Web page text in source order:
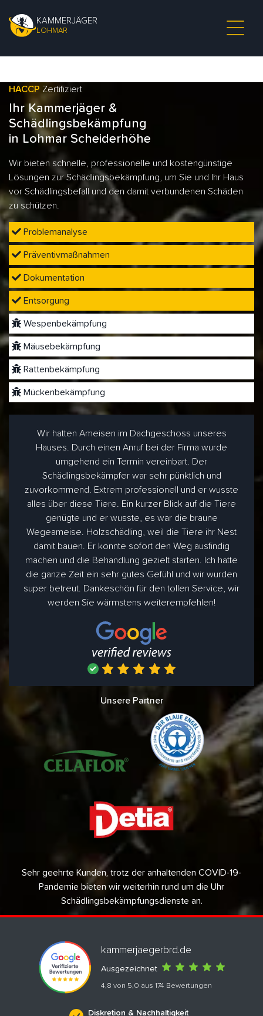
KAMMERJÄGER
LOHMAR
HACCP Zertifiziert
Ihr Kammerjäger &
Schädlingsbekämpfung
in Lohmar Scheiderhöhe
Wir bieten schnelle, professionelle und kostengünstige
Lösungen zur Schädlingsbekämpfung, um Sie und Ihr Haus
vor Schädlingsbefall und den damit verbundenen Schäden
zu schützen.
Problemanalyse
Präventivmaßnahmen
Dokumentation
Entsorgung
Wespenbekämpfung
Mäusebekämpfung
Rattenbekämpfung
Mückenbekämpfung
Wir hatten Ameisen im Dachgeschoss unseres
Hauses. Durch einen Anruf bei der Firma wurde
umgehend ein Termin vereinbart. Der
Schädlingsbekämpfer war sehr pünktlich und
zuvorkommend. Extrem professionell und er wusste
alles über diese Tiere. Ein kurzer Blick auf die Tiere
genügte und er wusste, es war die braune
Wegeameise. Holzschädling, weil die Tiere ihr Nest
damit bauen. Er konnte sofort den Weg ausfindig
machen und die Behandlung gezielt starten. Ich hatte
die ganze Zeit ein sehr gutes Gefühl und wir wurden
super betreut. Dankeschön für den tollen Service, wir
werden Sie wärmstens weiterempfehlen!
Unsere Partner
Sehr geehrte Kunden, trotz der anhaltenden COVID-19-
Pandemie bieten wir weiterhin rund um die Uhr
Schädlingsbekämpfungsdienste an.
kammerjaegerbrd.de
Ausgezeichnet
4,8 von 5,0 aus 174 Bewertungen
Diskretion & Nachhaltigkeit